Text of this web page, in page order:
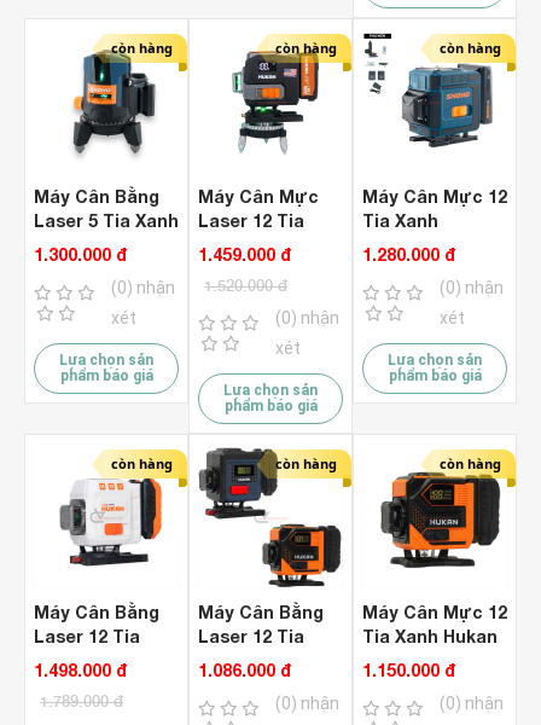
còn hàng
Máy Cân Bằng
Laser 5 Tia Xanh
SHOHO XH-
1.300.000 đ
(0) nhận
xét
Lựa chọn sản
phẩm báo giá
còn hàng
Máy Cân Mực
Laser 12 Tia
Hukan G1-LT97
1.459.000 đ
1.520.000 đ
(0) nhận
xét
Lựa chọn sản
phẩm báo giá
còn hàng
Máy Cân Mực 12
Tia Xanh
SHOHO XH-TD-
1.280.000 đ
(0) nhận
xét
Lựa chọn sản
phẩm báo giá
còn hàng
Máy Cân Bằng
Laser 12 Tia
Xanh Hukan G2-
1.498.000 đ
1.789.000 đ
còn hàng
Máy Cân Bằng
Laser 12 Tia
Xanh Hukan G1-
1.086.000 đ
(0) nhận
còn hàng
Máy Cân Mực 12
Tia Xanh Hukan
G1-LS12-G4
1.150.000 đ
(0) nhận